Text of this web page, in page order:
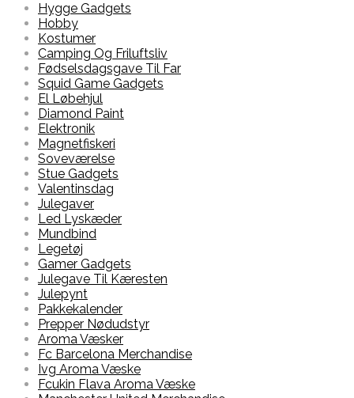
Hygge Gadgets
Hobby
Kostumer
Camping Og Friluftsliv
Fødselsdagsgave Til Far
Squid Game Gadgets
El Løbehjul
Diamond Paint
Elektronik
Magnetfiskeri
Soveværelse
Stue Gadgets
Valentinsdag
Julegaver
Led Lyskæder
Mundbind
Legetøj
Gamer Gadgets
Julegave Til Kæresten
Julepynt
Pakkekalender
Prepper Nødudstyr
Aroma Væsker
Fc Barcelona Merchandise
Ivg Aroma Væske
Fcukin Flava Aroma Væske